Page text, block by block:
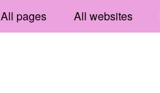
All pages All websites